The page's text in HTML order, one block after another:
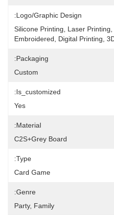
Logo/graphic Design:
Silicone Printing, Laser
Embroidered, Digital Printing,
Packaging:
Custom
Is_customized:
Yes
Material:
C2S+grey Board
Type:
Card Game
Genre:
Party, Family